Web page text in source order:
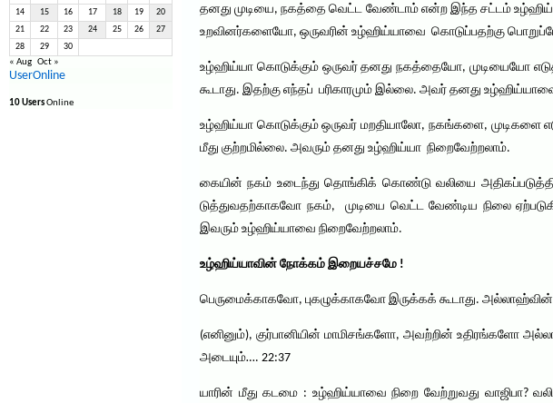
14 15 16 17 18 19 20
21 22 23 24 25 26 27
28 29 30
« Aug Oct »
UserOnline
10 UsersOnline
தனது முடியை, நகத்தை வெட்ட வேண்டாம் என்ற இந்த சட்டம்
உறவினர்களையோ, ஒருவரின் உழ்ஹிய்யாவை கொடுப்பதற்கு
உழ்ஹிய்யா கொடுக்கும் ஒருவர் தனது நகத்தையோ, முடியையோ
கூடாது. இதற்கு எந்தப் பரிகாரமும் இல்லை. அவர் தனது
உழ்ஹிய்யா கொடுக்கும் ஒருவர் மறதியாலோ, நகங்களை, முடிகளை
மீது குற்றமில்லை. அவரும் தனது உழ்ஹிய்யா நிறைவேற்றலாம்.
கையின் நகம் உடைந்து தொங்கிக் கொண்டு வலியை
டுத்துவதற்காகவோ நகம், முடியை வெட்ட வேண்டிய நிலை
இவரும் உழ்ஹிய்யாவை நிறைவேற்றலாம்.
உழ்ஹிய்யாவின் நோக்கம் இறையச்சமே !
பெருமைக்காகவோ, புகழுக்காகவோ இருக்கக் கூடாது.
(எனினும்), குர்பானியின் மாமிசங்களோ, அவற்றின்
அடையும்…. 22:37
யாரின் மீது கடமை : உழ்ஹிய்யாவை நிறை வேற்றுவது வாஜிபா?